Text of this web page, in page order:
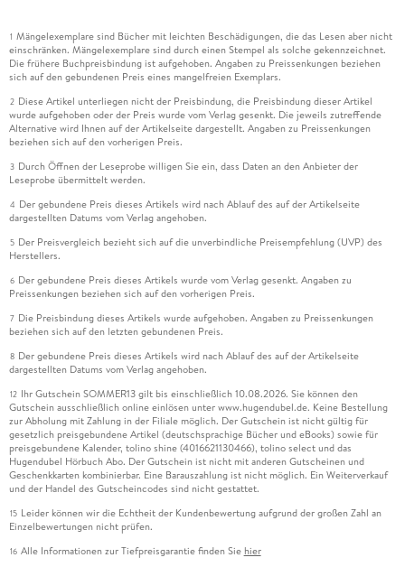
1 Mängelexemplare sind Bücher mit leichten Beschädigungen, die das Lesen aber nicht
einschränken. Mängelexemplare sind durch einen Stempel als solche gekennzeichnet.
Die frühere Buchpreisbindung ist aufgehoben. Angaben zu Preissenkungen beziehen
sich auf den gebundenen Preis eines mangelfreien Exemplars.
2 Diese Artikel unterliegen nicht der Preisbindung, die Preisbindung dieser Artikel
wurde aufgehoben oder der Preis wurde vom Verlag gesenkt. Die jeweils zutreffende
Alternative wird Ihnen auf der Artikelseite dargestellt. Angaben zu Preissenkungen
beziehen sich auf den vorherigen Preis.
3 Durch Öffnen der Leseprobe willigen Sie ein, dass Daten an den Anbieter der
Leseprobe übermittelt werden.
4 Der gebundene Preis dieses Artikels wird nach Ablauf des auf der Artikelseite
dargestellten Datums vom Verlag angehoben.
5 Der Preisvergleich bezieht sich auf die unverbindliche Preisempfehlung (UVP) des
Herstellers.
6 Der gebundene Preis dieses Artikels wurde vom Verlag gesenkt. Angaben zu
Preissenkungen beziehen sich auf den vorherigen Preis.
7 Die Preisbindung dieses Artikels wurde aufgehoben. Angaben zu Preissenkungen
beziehen sich auf den letzten gebundenen Preis.
8 Der gebundene Preis dieses Artikels wird nach Ablauf des auf der Artikelseite
dargestellten Datums vom Verlag angehoben.
12 Ihr Gutschein SOMMER13 gilt bis einschließlich 10.08.2026. Sie können den
Gutschein ausschließlich online einlösen unter www.hugendubel.de. Keine Bestellung
zur Abholung mit Zahlung in der Filiale möglich. Der Gutschein ist nicht gültig für
gesetzlich preisgebundene Artikel (deutschsprachige Bücher und eBooks) sowie für
preisgebundene Kalender, tolino shine (4016621130466), tolino select und das
Hugendubel Hörbuch Abo. Der Gutschein ist nicht mit anderen Gutscheinen und
Geschenkkarten kombinierbar. Eine Barauszahlung ist nicht möglich. Ein Weiterverkauf
und der Handel des Gutscheincodes sind nicht gestattet.
15 Leider können wir die Echtheit der Kundenbewertung aufgrund der großen Zahl an
Einzelbewertungen nicht prüfen.
16 Alle Informationen zur Tiefpreisgarantie finden Sie hier